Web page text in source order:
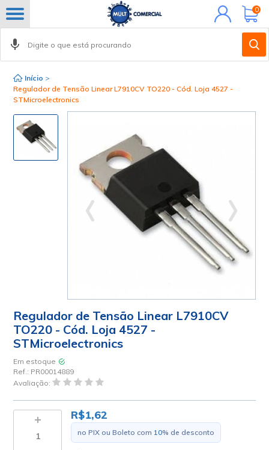
Minha
conta
0
Início >
Regulador de Tensão Linear L7910CV TO220 - Cód. Loja 4527 -
STMicroelectronics
Regulador de Tensão Linear L7910CV
TO220 - Cód. Loja 4527 -
STMicroelectronics
Em estoque
Ref.: PR00014889
Avaliação:
R$1,62
no PIX ou Boleto com 10% de desconto